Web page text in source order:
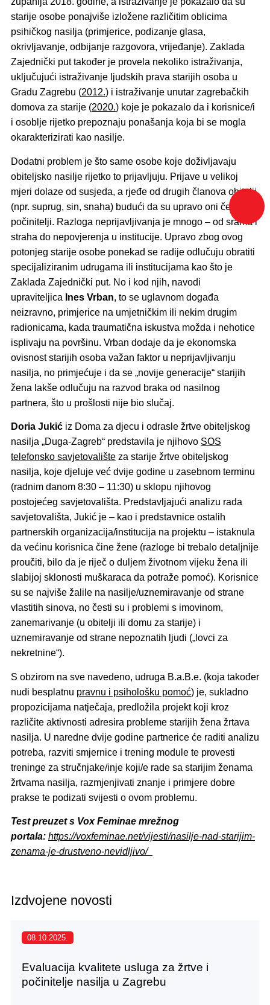
starije osobe ponajviše izložene različitim oblicima
psihičkog nasilja (primjerice, podizanje glasa,
okrivljavanje, odbijanje razgovora, vrijeđanje). Zaklada
Zajednički put također je provela nekoliko istraživanja,
uključujući istraživanje ljudskih prava starijih osoba u
Gradu Zagrebu (2012.) i istraživanje unutar zagrebačkih
domova za starije (2020.) koje je pokazalo da i korisnice/i
i osoblje rijetko prepoznaju ponašanja koja bi se mogla
okarakterizirati kao nasilje.
Dodatni problem je što same osobe koje doživljavaju
obiteljsko nasilje rijetko to prijavljuju. Prijave u velikoj
mjeri dolaze od susjeda, a rjeđe od drugih članova obitelji
(npr. suprug, sin, snaha) budući da su upravo oni često
počinitelji. Razloga neprijavljivanja je mnogo – od srama i
straha do nepovjerenja u institucije. Upravo zbog ovog
potonjeg starije osobe ponekad se radije odlučuju obratiti
specijaliziranim udrugama ili institucijama kao što je
Zaklada Zajednički put. No i kod njih, navodi
upraviteljica Ines Vrban, to se uglavnom događa
neizravno, primjerice na umjetničkim ili nekim drugim
radionicama, kada traumatična iskustva možda i nehotice
isplivaju na površinu. Vrban dodaje da je ekonomska
ovisnost starijih osoba važan faktor u neprijavljivanju
nasilja, no primjećuje i da se „novije generacije“ starijih
žena lakše odlučuju na razvod braka od nasilnog
partnera, što u prošlosti nije bio slučaj.
Doria Jukić iz Doma za djecu i odrasle žrtve obiteljskog
nasilja „Duga-Zagreb“ predstavila je njihovo SOS
telefonsko savjetovalište za starije žrtve obiteljskog
nasilja, koje djeluje već dvije godine u zasebnom terminu
(radnim danom 8:30 – 11:30) u sklopu njihovog
postojećeg savjetovališta. Predstavljajući analizu rada
savjetovališta, Jukić je – kao i predstavnice ostalih
partnerskih organizacija/institucija na projektu – istaknula
da većinu korisnica čine žene (razloge bi trebalo detaljnije
proučiti, bilo da je riječ o duljem životnom vijeku žena ili
slabijoj sklonosti muškaraca da potraže pomoć). Korisnice
su se najviše žalile na nasilje/uznemiravanje od strane
vlastitih sinova, no česti su i problemi s imovinom,
zanemarivanje (u obitelji ili domu za starije) i
uznemiravanje od strane nepoznatih ljudi („lovci za
nekretnine“).
S obzirom na sve navedeno, udruga B.a.B.e. (koja također
nudi besplatnu pravnu i psihološku pomoć) je, sukladno
propozicijama natječaja, predložila projekt koji kroz
različite aktivnosti adresira probleme starijih žena žrtava
nasilja. U naredne dvije godine partnerice će raditi analizu
potreba, razviti smjernice i trening module te provesti
treninge za stručnjake/inje koji/e rade sa starijim ženama
žrtvama nasilja, razmjenjivati znanje i primjere dobre
prakse te podizati svijesti o ovom problemu.
Test preuzet s Vox Feminae mrežnog
portala: https://voxfeminae.net/vijesti/nasilje-nad-starijim-
zenama-je-drustveno-nevidljivo/
Izdvojene novosti
08.10.2025.
Evaluacija kvalitete usluga za žrtve i
počinitelje nasilja u Zagrebu